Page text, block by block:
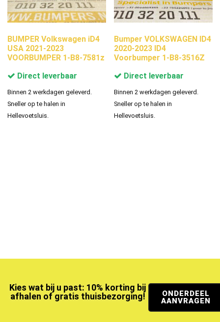
BUMPER Volkswagen iD4
USA 2021-2023
VOORBUMPER 1-B8-7581z
Direct leverbaar
Binnen 2 werkdagen geleverd.
Sneller op te halen in
Hellevoetsluis.
Bumper VOLKSWAGEN ID4
2020-2023 ID4
Voorbumper 1-B8-3516Z
Direct leverbaar
Binnen 2 werkdagen geleverd.
Sneller op te halen in
Hellevoetsluis.
Kies wat bij u past: 10% korting bij
afhalen of gratis thuisbezorging!
ONDERDEEL
AANVRAGEN